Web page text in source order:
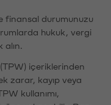
finansal durumunuzu
hukuk, vergi
alın.
içeriklerinden
zarar, kayıp veya
kullanımı,